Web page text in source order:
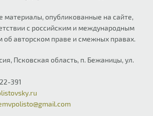
материалы, опубликованные на сайте,
с российским и международным
об авторском праве и смежных правах.
Псковская область, п. Бежаницы, ул.
391